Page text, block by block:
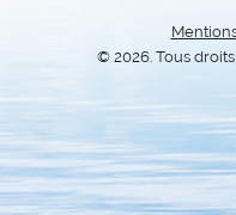
© 2026. Tous